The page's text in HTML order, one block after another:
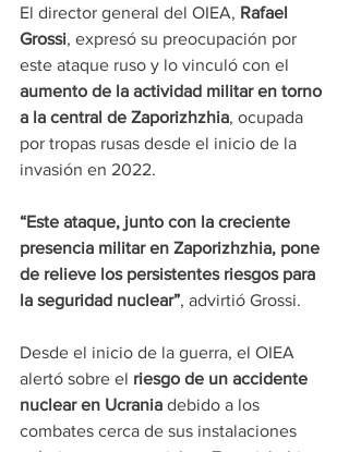
El director general del OIEA, Rafael
Grossi, expresó su preocupación por
este ataque ruso y lo vinculó con el
aumento de la actividad militar en torno
a la central de Zaporizhzhia, ocupada
por tropas rusas desde el inicio de la
invasión en 2022.
“Este ataque, junto con la creciente
presencia militar en Zaporizhzhia, pone
de relieve los persistentes riesgos para
la seguridad nuclear”, advirtió Grossi.
Desde el inicio de la guerra, el OIEA
alertó sobre el riesgo de un accidente
nuclear en Ucrania debido a los
combates cerca de sus instalaciones